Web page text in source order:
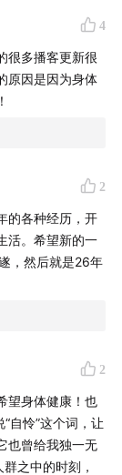
谢所有的倾
好好生活！
4
很多播客更新很
原因是因为身体
2
的各种经历，开
活。希望新的一
，然后就是26年
2
望身体健康！也
自怜”这个词，让
也曾给我独一无
之中的时刻，